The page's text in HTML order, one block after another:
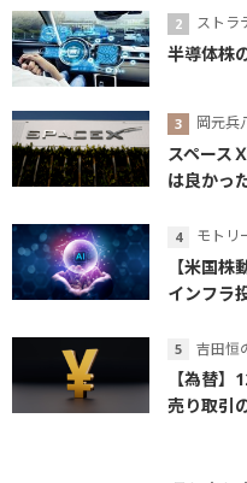
ストラ
半導体株
岡元兵
スペース
は良かっ
モトリ
【米国
インフラ
吉田恒
【為替
売り取引